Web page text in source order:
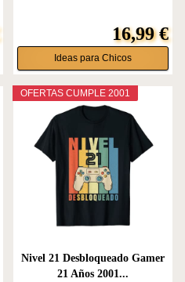
16,99 €
Ideas para Chicos
OFERTAS CUMPLE 2001
Nivel 21 Desbloqueado Gamer
21 Años 2001...